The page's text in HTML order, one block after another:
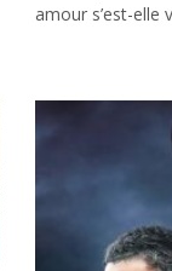
amour s’est-elle